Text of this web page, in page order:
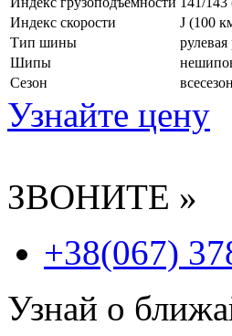
Индекс скорости
J (100
Тип шины
рулевая
Шипы
Сезон
Узнайте цену
ЗВОНИТЕ »
+38(067)
Узнай о